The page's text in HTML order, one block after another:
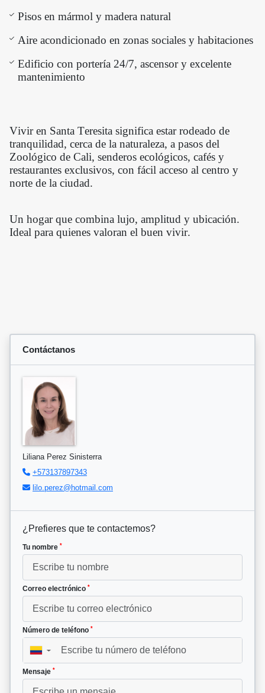
Pisos en mármol y madera natural
Aire acondicionado en zonas sociales y habitaciones
Edificio con portería 24/7, ascensor y excelente
mantenimiento
Vivir en Santa Teresita significa estar rodeado de
tranquilidad, cerca de la naturaleza, a pasos del
Zoológico de Cali, senderos ecológicos, cafés y
restaurantes exclusivos, con fácil acceso al centro y
norte de la ciudad.
Un hogar que combina lujo, amplitud y ubicación.
Ideal para quienes valoran el buen vivir.
Contáctanos
Liliana Perez Sinisterra
+573137897343
lilo.perez@hotmail.com
¿Prefieres que te contactemos?
Tu nombre *
Correo electrónico *
Número de teléfono *
▼
Mensaje *